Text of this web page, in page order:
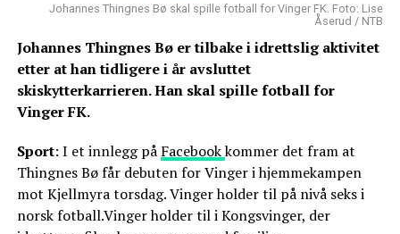
Johannes Thingnes Bø skal spille fotball for Vinger FK. Foto: Lise
Åserud / NTB
Johannes Thingnes Bø er tilbake i idrettslig aktivitet
etter at han tidligere i år avsluttet
skiskytterkarrieren. Han skal spille fotball for
Vinger FK.
Sport: I et innlegg på Facebookkommer det fram at
Thingnes Bø får debuten for Vinger i hjemmekampen
mot Kjellmyra torsdag. Vinger holder til på nivå seks i
norsk fotball.Vinger holder til i Kongsvinger, der